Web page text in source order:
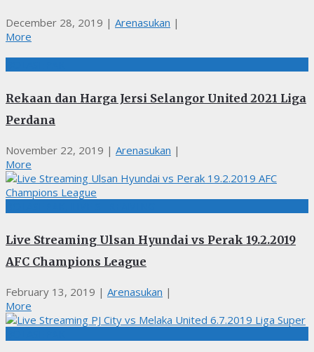
December 28, 2019 | Arenasukan |
More
Rekaan dan Harga Jersi Selangor United 2021 Liga
Perdana
November 22, 2019 | Arenasukan |
More
Live Streaming Ulsan Hyundai vs Perak 19.2.2019
AFC Champions League
February 13, 2019 | Arenasukan |
More